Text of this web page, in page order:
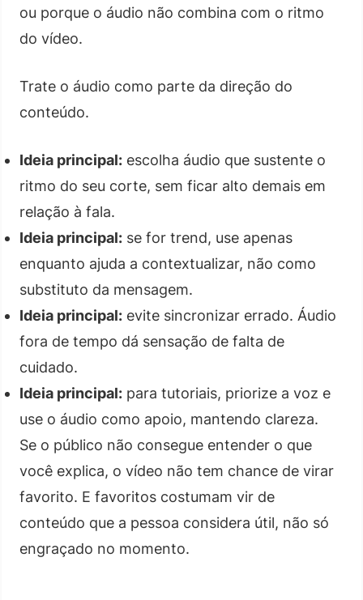
ou porque o áudio não combina com o ritmo
do vídeo.
Trate o áudio como parte da direção do
conteúdo.
Ideia principal: escolha áudio que sustente o
ritmo do seu corte, sem ficar alto demais em
relação à fala.
Ideia principal: se for trend, use apenas
enquanto ajuda a contextualizar, não como
substituto da mensagem.
Ideia principal: evite sincronizar errado. Áudio
fora de tempo dá sensação de falta de
cuidado.
Ideia principal: para tutoriais, priorize a voz e
use o áudio como apoio, mantendo clareza.
Se o público não consegue entender o que
você explica, o vídeo não tem chance de virar
favorito. E favoritos costumam vir de
conteúdo que a pessoa considera útil, não só
engraçado no momento.